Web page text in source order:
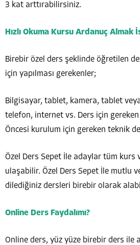
3 kat arttırabilirsiniz.
Hızlı Okuma Kursu Ardanuç Almak
Birebir özel ders şeklinde öğretilen
için yapılması gerekenler;
Bilgisayar, tablet, kamera, tablet
telefon, internet vs. Ders için gereken
Öncesi kurulum için gereken teknik
Özel Ders Sepet İle adaylar tüm kurs
ulaşabilir. Özel Ders Sepet İle mutlu
dilediğiniz dersleri birebir olarak
Online Ders Faydalımı?
Online ders, yüz yüze birebir ders ile